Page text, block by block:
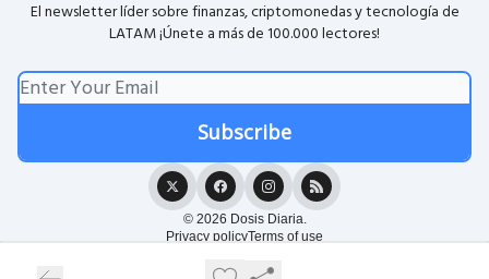
El newsletter líder sobre finanzas, criptomonedas y tecnología de
LATAM ¡Únete a más de 100.000 lectores!
© 2026 Dosis Diaria.
Privacy policyTerms of use
Powered by beehiiv